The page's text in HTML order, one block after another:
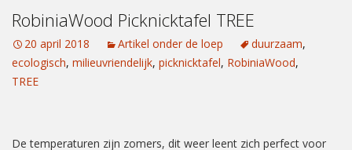
RobiniaWood Picknicktafel TREE
20 april 2018 Artikel onder de loep duurzaam,
ecologisch, milieuvriendelijk, picknicktafel, RobiniaWood,
TREE
De temperaturen zijn zomers, dit weer leent zich perfect voor